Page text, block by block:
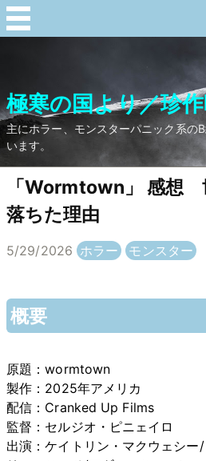
極寒の国より／珍
主にホラー、モンスターパニック系の
います。
「Wormtown」 感想
落ちた理由
5/29/2026 ホラー モンスター
概要
原題：wormtown
製作：2025年アメリカ
配信：Cranked Up Films
監督：セルジオ・ピニェイロ
出演：ケイトリン・マクウェシー